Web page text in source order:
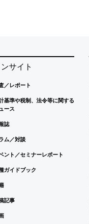
サイト
／レポート
基準や税制、法令等に関する
ース
誌
ム／対談
ント／セミナーレポート
ガイドブック
記事